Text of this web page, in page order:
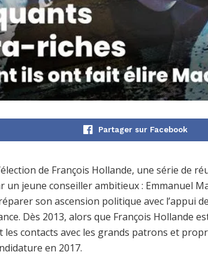
Partager sur Facebook
de François Hollande, une série de
un jeune conseiller ambitieux : Emmanuel
son ascension politique avec l’appui
Dès 2013, alors que François Hollande
contacts avec les grands patrons et
en 2017.